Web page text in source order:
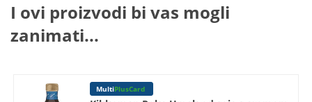
I ovi proizvodi bi vas mogli
zanimati...
MultiPlusCard